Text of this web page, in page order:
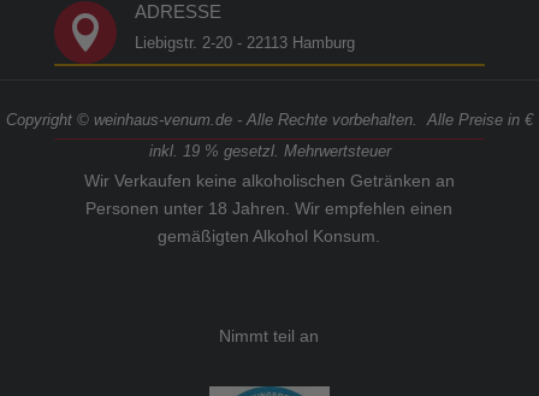

ADRESSE
Liebigstr. 2-20 - 22113 Hamburg
Copyright © weinhaus-venum.de - Alle Rechte vorbehalten. Alle Preise in €
inkl. 19 % gesetzl. Mehrwertsteuer
Wir Verkaufen keine alkoholischen Getränken an
Personen unter 18 Jahren. Wir empfehlen einen
gemäßigten Alkohol Konsum.
Nimmt teil an